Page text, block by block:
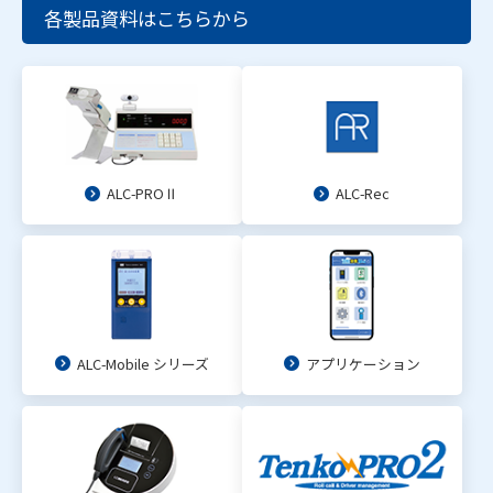
各製品資料はこちらから
ALC-PROⅡ ALC-Rec
ALC-Mobile シリーズ アプリケーション